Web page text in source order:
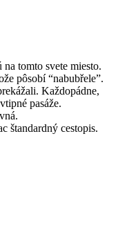
tomto svete miesto.
pôsobí “nabubřele”.
Každopádne,
pasáže.
štandardný cestopis.